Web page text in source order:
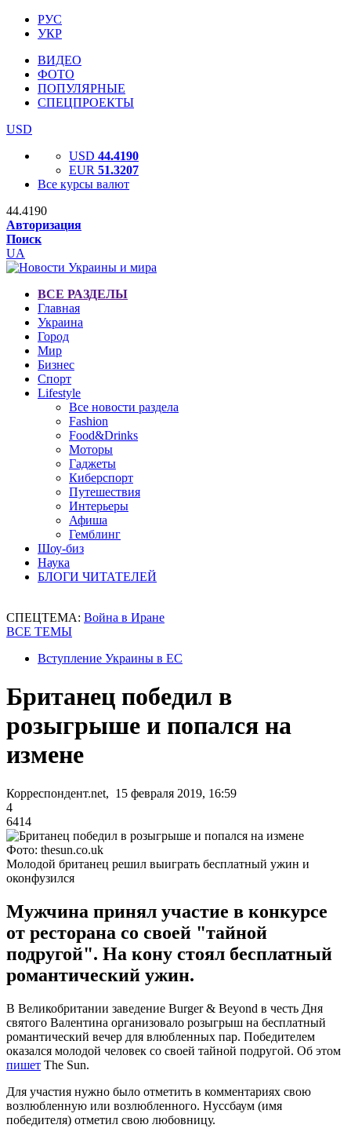
РУС
УКР
ВИДЕО
ФОТО
ПОПУЛЯРНЫЕ
СПЕЦПРОЕКТЫ
USD
USD 44.4190
EUR 51.3207
Все курсы валют
44.4190
Авторизация
Поиск
UA
ВСЕ РАЗДЕЛЫ
Главная
Украина
Город
Мир
Бизнес
Спорт
Lifestyle
Все новости раздела
Fashion
Food&Drinks
Моторы
Гаджеты
Киберспорт
Путешествия
Интерьеры
Афиша
Гемблинг
Шоу-биз
Наука
БЛОГИ ЧИТАТЕЛЕЙ
СПЕЦТЕМА: Война в Иране
ВСЕ ТЕМЫ
Вступление Украины в ЕС
Британец победил в
розыгрыше и попался на
измене
Корреспондент.net, 15 февраля 2019, 16:59
4
6414
Фото: thesun.co.uk
Молодой британец решил выиграть бесплатный ужин и
оконфузился
Мужчина принял участие в конкурсе
от ресторана со своей "тайной
подругой". На кону стоял бесплатный
романтический ужин.
В Великобритании заведение Burger & Beyond в честь Дня
святого Валентина организовало розыгрыш на бесплатный
романтический вечер для влюбленных пар. Победителем
оказался молодой человек со своей тайной подругой. Об этом
пишет The Sun.
Для участия нужно было отметить в комментариях свою
возлюбленную или возлюбленного. Нуссбаум (имя
победителя) отметил свою любовницу.